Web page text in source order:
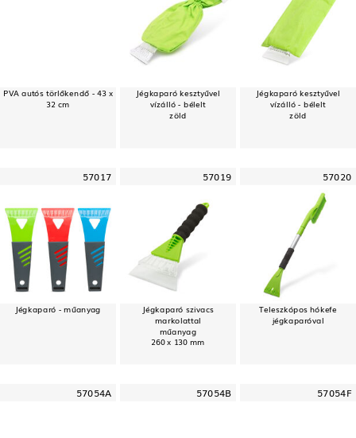
PVA autós törlőkendő - 43 x
32 cm
Jégkaparó kesztyűvel
vízálló - bélelt
zöld
Jégkaparó kesztyűvel
vízálló - bélelt
zöld
57017
Jégkaparó - műanyag
57019
Jégkaparó szivacs
markolattal
műanyag
260 x 130 mm
57020
Teleszkópos hókefe
jégkaparóval
57054A 57054B 57054F